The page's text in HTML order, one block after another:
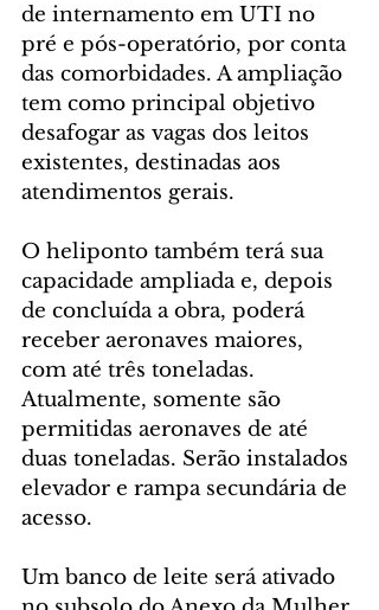
de internamento em UTI no
pré e pós-operatório, por conta
das comorbidades. A ampliação
tem como principal objetivo
desafogar as vagas dos leitos
existentes, destinadas aos
atendimentos gerais.
O heliponto também terá sua
capacidade ampliada e, depois
de concluída a obra, poderá
receber aeronaves maiores,
com até três toneladas.
Atualmente, somente são
permitidas aeronaves de até
duas toneladas. Serão instalados
elevador e rampa secundária de
acesso.
Um banco de leite será ativado